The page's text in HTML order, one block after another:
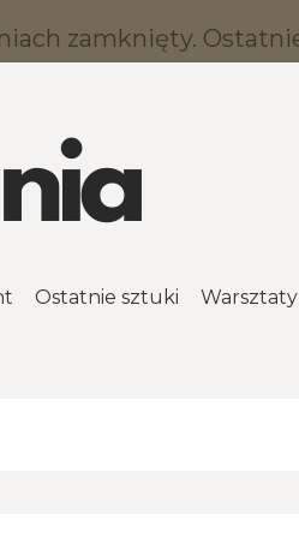
zamknięty.
Ostatnie sztuki Warsztaty